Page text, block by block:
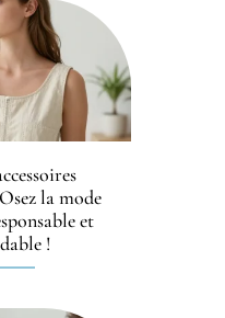
la mode
et
!